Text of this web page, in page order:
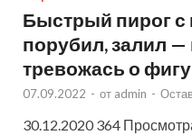
Быстрый пирог с
порубил, залил —
тревожась о
07.09.2022 - от admin -
30.12.2020 364